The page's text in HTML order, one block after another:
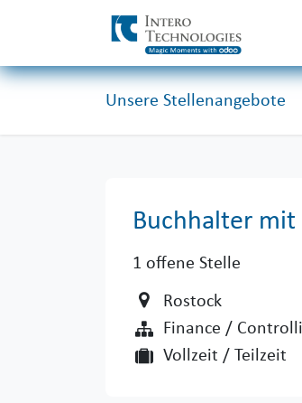
Zum Inhalt springen
Unsere Stellenangebote
Buchhalter
1 offene Stelle
Rostock
Finance /
Vollzeit / Teilzeit